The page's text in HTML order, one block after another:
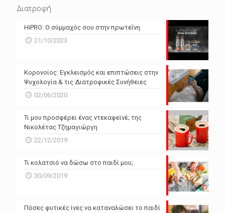
N/A
Powered by Forecast.io
Διατροφή
HiPRO: Ο σύμμαχός σου στην πρωτεΐνη
21/10/2023
Κορονοϊος: Εγκλεισμός και επιπτώσεις στην
Ψυχολογία & τις Διατροφικές Συνήθειες
02/06/2020
Τι μου προσφέρει ένας ντεκαφεϊνέ; της
Νικολέτας Τζημαγιώργη
22/12/2019
Τι κολατσιό να δώσω στο παιδί μου;
30/09/2019
Πόσες φυτικές ίνες να καταναλώσει το παιδί